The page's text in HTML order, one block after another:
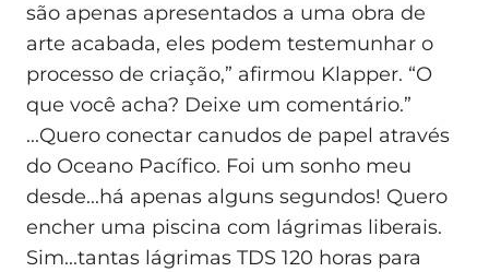
são apenas apresentados a uma obra de
arte acabada, eles podem testemunhar o
processo de criação,” afirmou Klapper. “O
que você acha? Deixe um comentário.”
...Quero conectar canudos de papel através
do Oceano Pacífico. Foi um sonho meu
desde...há apenas alguns segundos! Quero
encher uma piscina com lágrimas liberais.
Sim...tantas lágrimas TDS 120 horas para